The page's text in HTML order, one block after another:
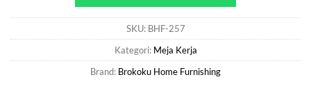
SKU: BHF-257
Kategori: Meja Kerja
Brand: Brokoku Home Furnishing